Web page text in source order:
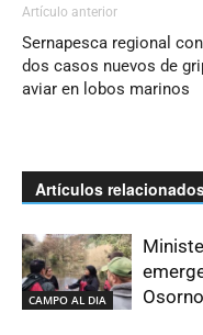
Artículo anterior
Sernapesca regional
dos casos nuevos de
aviar en lobos marinos
Artículos
CAMPO AL DIA